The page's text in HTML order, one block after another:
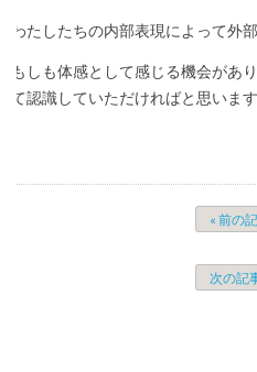
わたしたちの内部表現によって外
もしも体感として感じる機会があ
て認識していただければと思います
« 前の
次の記